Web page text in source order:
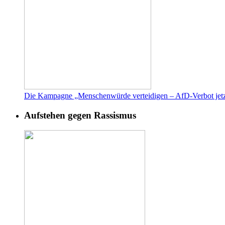
Die Kampagne „Menschenwürde verteidigen – AfD-Verbot
Aufstehen gegen Rassismus